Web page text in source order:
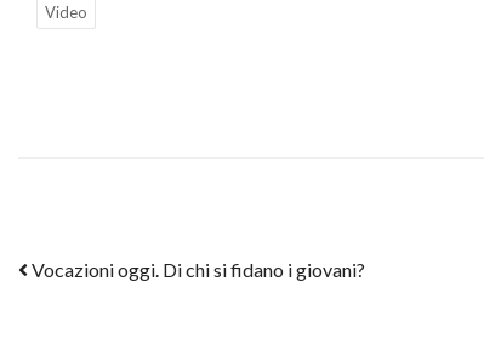
Video
Post navigation
Vocazioni oggi. Di chi si fidano i giovani?